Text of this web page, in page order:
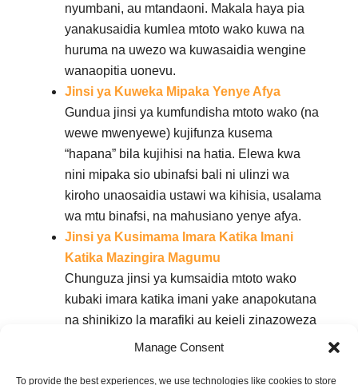
Manage Consent
To provide the best experiences, we use technologies like cookies to store
nyumbani, au mtandaoni. Makala haya pia
yanakusaidia kumlea mtoto wako kuwa na
huruma na uwezo wa kuwasaidia wengine
wanaopitia uonevu.
Jinsi ya Kuweka Mipaka Yenye Afya
Gundua jinsi ya kumfundisha mtoto wako (na
wewe mwenyewe) kujifunza kusema
“hapana” bila kujihisi na hatia. Elewa kwa
nini mipaka sio ubinafsi bali ni ulinzi wa
kiroho unaosaidia ustawi wa kihisia, usalama
wa mtu binafsi, na mahusiano yenye afya.
Jinsi ya Kusimama Imara Katika Imani
Katika Mazingira Magumu
Chunguza jinsi ya kumsaidia mtoto wako
kubaki imara katika imani yake anapokutana
na shinikizo la marafiki au kejeli zinazoweza
kuyumbisha maadili yake. Kupitia mifano ya
yataongeza ujasiri wa familia yako kuishi